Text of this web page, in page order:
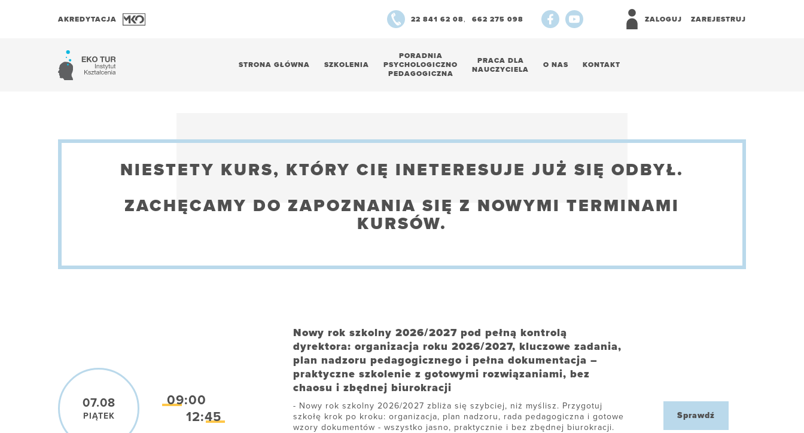
AKREDYTACJA 22 841 62 08 662 275 098 ZALOGUJ ZAREJESTRUJ
STRONA GŁÓWNA SZKOLENIA
PORADNIA
PSYCHOLOGICZNO
PEDAGOGICZNA
PRACA DLA
NAUCZYCIELA
O NAS KONTAKT
NIESTETY KURS, KTÓRY CIĘ INETERESUJE JUŻ SIĘ ODBYŁ.
ZACHĘCAMY DO ZAPOZNANIA SIĘ Z NOWYMI TERMINAMI
KURSÓW.
07.08
PIĄTEK
09:00
12:45
Nowy rok szkolny 2026/2027 pod pełną kontrolą
dyrektora: organizacja roku 2026/2027, kluczowe zadania,
plan nadzoru pedagogicznego i pełna dokumentacja –
praktyczne szkolenie z gotowymi rozwiązaniami, bez
chaosu i zbędnej biurokracji
Nowy rok szkolny 2026/2027 zbliża się szybciej, niż myślisz. Przygotuj
szkołę krok po kroku: organizacja, plan nadzoru, rada pedagogiczna i gotowe
wzory dokumentów - wszystko jasno, praktycznie i bez zbędnej biurokracji.
Sprawdź